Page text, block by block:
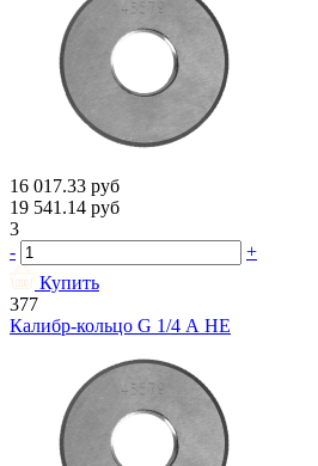
16 017.33 руб
19 541.14 руб
3
-
+
Купить
377
Калибр-кольцо G 1/4 А НЕ